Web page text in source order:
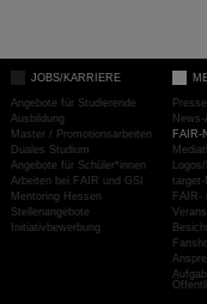
JOBS/KARRIERE
Angebote für Studierende
Ausbildung
Master / Promotionsarbeiten
Duales Studium
Angebote für Schüler*innen
Arbeiten bei FAIR und GSI
Mentoring Hessen
Stellenangebote
Initiativbewerbung
News-
FAIR-
target-
FAIR-